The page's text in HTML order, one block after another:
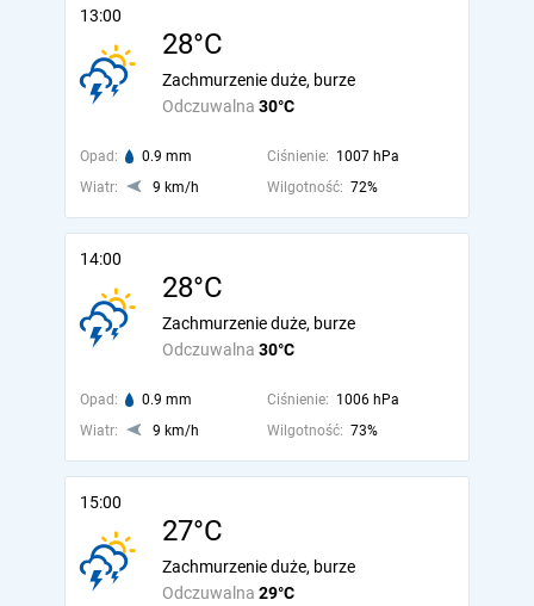
13:00
28°C
Odczuwalna 30°C
Zachmurzenie duże, burze
Opad: 0.9 mm Ciśnienie: 1007 hPa
Wiatr:
9 km/h Wilgotność: 72%
14:00
28°C
Odczuwalna 30°C
Zachmurzenie duże, burze
Opad: 0.9 mm Ciśnienie: 1006 hPa
Wiatr:
9 km/h Wilgotność: 73%
15:00
27°C
Odczuwalna 29°C
Zachmurzenie duże, burze